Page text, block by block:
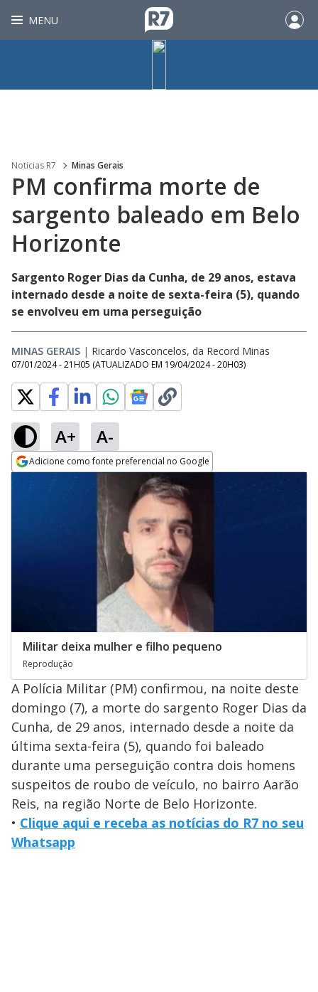
MENU
Noticias R7 Minas Gerais
PM confirma morte de
sargento baleado em Belo
Horizonte
Sargento Roger Dias da Cunha, de 29 anos, estava
internado desde a noite de sexta-feira (5), quando
se envolveu em uma perseguição
MINAS GERAIS | Ricardo Vasconcelos, da Record Minas
07/01/2024 - 21H05 (ATUALIZADO EM 19/04/2024 - 20H03)
A+ A-
Adicione como fonte preferencial no Google
Militar deixa mulher e filho pequeno
Reprodução
A Polícia Militar (PM) confirmou, na noite deste
domingo (7), a morte do sargento Roger Dias da
Cunha, de 29 anos, internado desde a noite da
última sexta-feira (5), quando foi baleado
durante uma perseguição contra dois homens
suspeitos de roubo de veículo, no bairro Aarão
Reis, na região Norte de Belo Horizonte.
• Clique aqui e receba as notícias do R7 no seu
Whatsapp